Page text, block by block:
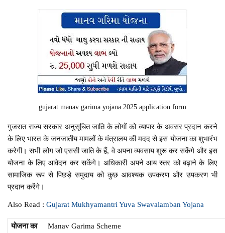
gujarat manav garima yojana 2025 application form
गुजरात राज्य सरकार अनुसूचित जाति के लोगों को व्यापार के अवसर प्रदान करने
के लिए भारत के जनजातीय मामलों के मंत्रालय की मदद से इस योजना का शुभारंभ
करेगी। सभी लोग जो एससी जाति के हैं, वे अपना व्यवसाय शुरू कर सकेंगे और इस
योजना के लिए आवेदन कर सकेंगे। अधिकारी अपने आय स्तर को बढ़ाने के लिए
सामाजिक रूप से पिछड़े समुदाय को कुछ आवश्यक उपकरण और उपकरण भी
प्रदान करेंगे।
Also Read :Gujarat Mukhyamantri Yuva Swavalamban Yojana
योजना का
Manav Garima Scheme